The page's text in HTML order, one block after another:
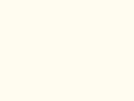
たくさん揃えてたくさん
春のおしゃれを楽しんで